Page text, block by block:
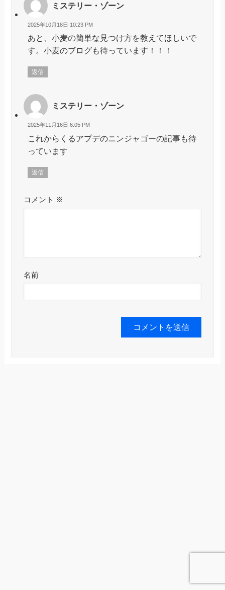
ミステリー・ゾーン
2025年10月18日 10:23 PM
あと、小麦の簡単な見つけ方を教えてほしいで
す。小麦のブログも待っています！！！
返信
ミステリー・ゾーン
2025年11月16日 6:05 PM
これからくるアプデのニンジャゴーの記事も待
っています
返信
コメント ※
名前